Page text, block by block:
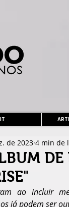
DE
de 2023 4 min de
ao incluir
já podem ser